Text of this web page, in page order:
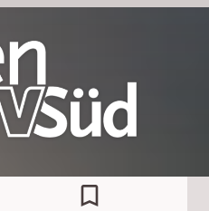
bookmark_border